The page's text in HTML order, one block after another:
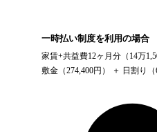
一時払い制度を利用の場合
家賃+共益費12ヶ月分（ 14万
敷金（274,400円） ＋ 日割り（